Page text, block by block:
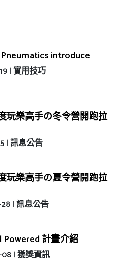
introduce
|實用技巧
玩樂高手の冬令營開跑拉
|訊息公告
玩樂高手の夏令營開跑拉
|訊息公告
Powered 計畫介紹
|獲獎資訊